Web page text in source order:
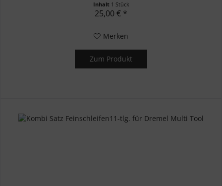
Inhalt 1 Stück
25,00 € *
Merken
Zum Produkt